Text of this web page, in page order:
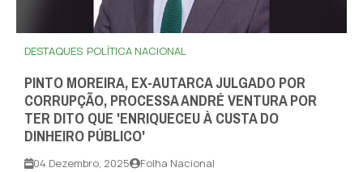
DESTAQUES POLÍTICA NACIONAL
PINTO MOREIRA, EX-AUTARCA JULGADO POR
CORRUPÇÃO, PROCESSA ANDRÉ VENTURA POR
TER DITO QUE 'ENRIQUECEU À CUSTA DO
DINHEIRO PÚBLICO'
04 Dezembro, 2025 Folha Nacional